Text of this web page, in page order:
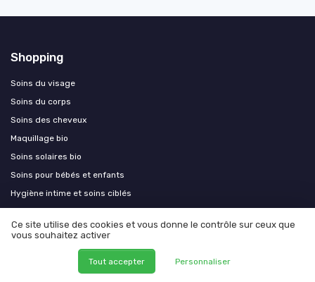
Shopping
Soins du visage
Soins du corps
Soins des cheveux
Maquillage bio
Soins solaires bio
Soins pour bébés et enfants
Hygiène intime et soins ciblés
Accessoires cosmétiques
Livres et documentation
Coffrets cosmétiques bio haut de gamme
Ce site utilise des cookies et vous donne le contrôle sur ceux que
vous souhaitez activer
Tout accepter Personnaliser